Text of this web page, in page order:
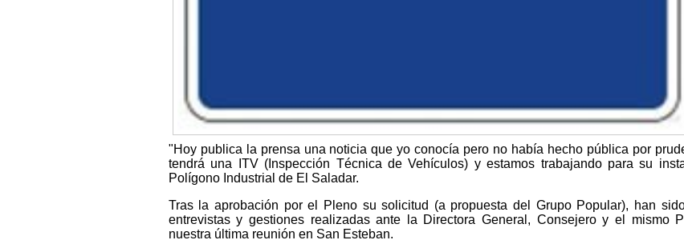
"Hoy publica la prensa una noticia que yo conocía pero no había hecho pública por
tendrá una ITV (Inspección Técnica de Vehículos) y estamos trabajando para su
Polígono Industrial de El Saladar.
Tras la aprobación por el Pleno su solicitud (a propuesta del Grupo Popular), han
entrevistas y gestiones realizadas ante la Directora General, Consejero y el mismo
nuestra última reunión en San Esteban.